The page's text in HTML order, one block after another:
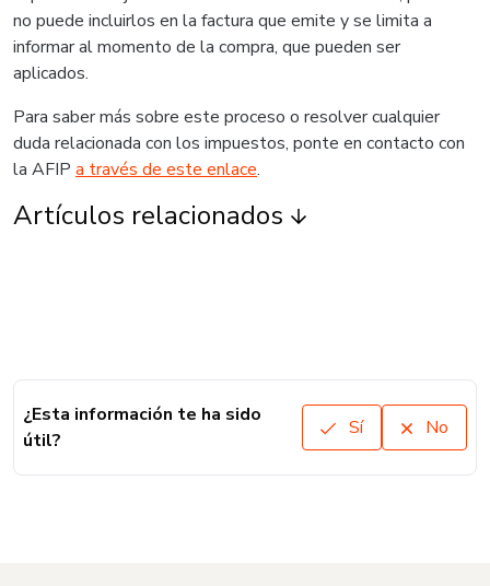
no puede incluirlos en la factura que emite y se limita a
informar al momento de la compra, que pueden ser
aplicados.
Para saber más sobre este proceso o resolver cualquier
duda relacionada con los impuestos, ponte en contacto con
la AFIP a través de este enlace.
Artículos relacionados
¿Esta información te ha sido
útil?
Sí No